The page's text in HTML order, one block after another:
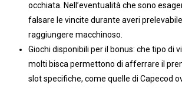
occhiata. Nell’eventualità che sono
falsare le vincite durante averi
raggiungere macchinoso.
Giochi disponibili per il bonus: che tipo di
molti bisca permettono di afferrare il
slot specifiche, come quelle di Capecod